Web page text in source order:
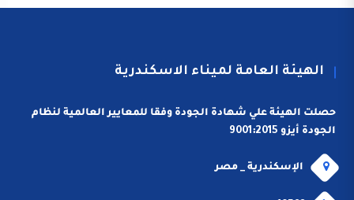
الهيئة العامة لميناء الاسكندرية
حصلت الهيئة علي شهادة الجودة وفقا للمعايير العالمية لنظام
الجودة أيزو 9001:2015
الإسكندرية _ مصر